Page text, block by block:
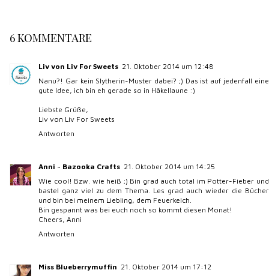
6 KOMMENTARE
Liv von Liv For Sweets 21. Oktober 2014 um 12:48
Nanu?! Gar kein Slytherin-Muster dabei? ;) Das ist auf jedenfall eine
gute Idee, ich bin eh gerade so in Häkellaune :)
Liebste Grüße,
Liv von Liv For Sweets
Antworten
Anni ~ Bazooka Crafts 21. Oktober 2014 um 14:25
Wie cool! Bzw. wie heiß ;) Bin grad auch total im Potter-Fieber und
bastel ganz viel zu dem Thema. Les grad auch wieder die Bücher
und bin bei meinem Liebling, dem Feuerkelch.
Bin gespannt was bei euch noch so kommt diesen Monat!
Cheers, Anni
Antworten
Miss Blueberrymuffin 21. Oktober 2014 um 17:12